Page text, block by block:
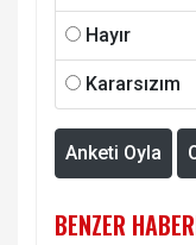
Hayır
Kararsızım
Anketi Oyla
BENZER